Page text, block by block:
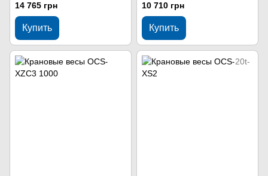
14 765 грн
Купить
10 710 грн
Купить